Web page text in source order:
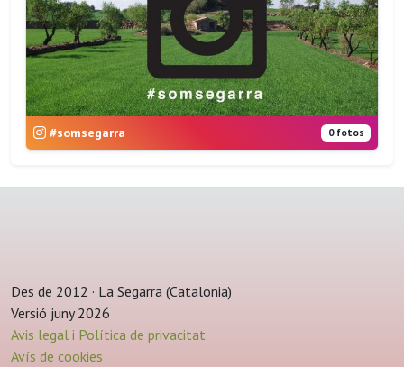
#somsegarra 0 fotos
Des de 2012 · La Segarra (Catalonia)
Versió juny 2026
Avis legal i Política de privacitat
Avís de cookies